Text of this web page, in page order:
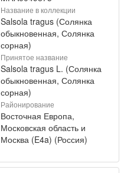
Название в коллекции
Salsola tragus (Солянка
обыкновенная, Солянка
сорная)
Принятое название
Salsola tragus L. (Солянка
обыкновенная, Солянка
сорная)
Районирование
Восточная Европа,
Московская область и
Москва (E4a) (Россия)